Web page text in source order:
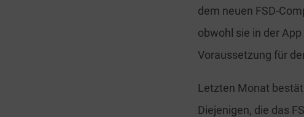
dem neuen FSD-
obwohl sie in der
Voraussetzung für
Letzten Monat
Diejenigen, die das